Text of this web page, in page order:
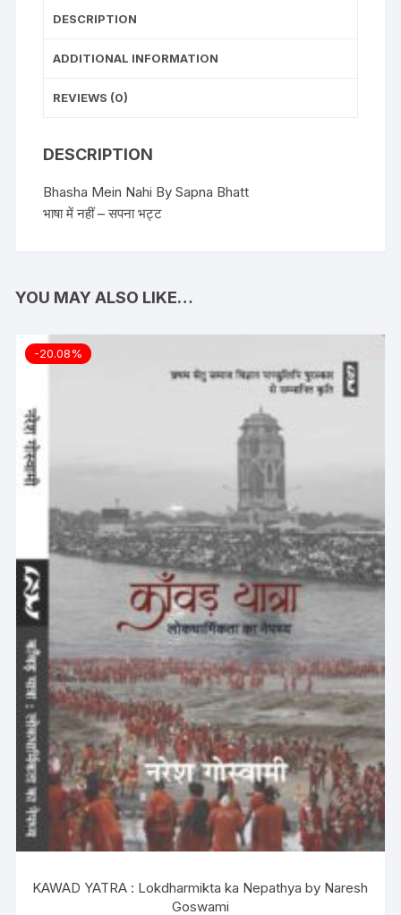
DESCRIPTION
ADDITIONAL INFORMATION
REVIEWS (0)
DESCRIPTION
Bhasha Mein Nahi By Sapna Bhatt
भाषा में नहीं – सपना भट्ट
YOU MAY ALSO LIKE…
-20.08%
KAWAD YATRA : Lokdharmikta ka Nepathya by Naresh
Goswami